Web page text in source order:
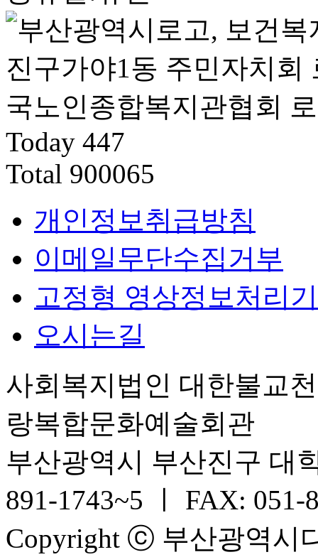
Today 447
Total 900065
개인정보취급방침
이메일무단수집거부
고정형 영상정보처리
오시는길
사회복지법인 대한불교
랑복합문화예술회관
부산광역시 부산진구 대
891-1743~5 ㅣ FAX: 051-
Copyright ⓒ 부산광역시